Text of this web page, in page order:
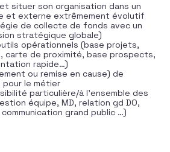
situer son organisation dans un
et externe extrêmement évolutif
de collecte de fonds avec un
stratégique globale)
opérationnels (base projets,
carte de proximité, base prospects,
rapide…)
ou remise en cause) de
pour le métier
particulière/à l’ensemble des
équipe, MD, relation gd DO,
grand public …)